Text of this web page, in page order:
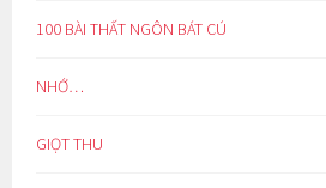
100 BÀI THẤT NGÔN BÁT CÚ
NHỚ…
GIỌT THU